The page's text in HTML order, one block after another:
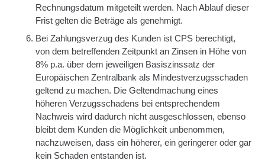
Rechnungsdatum mitgeteilt werden. Nach Ablauf dieser
Frist gelten die Beträge als genehmigt.
Bei Zahlungsverzug des Kunden ist CPS berechtigt,
von dem betreffenden Zeitpunkt an Zinsen in Höhe von
8% p.a. über dem jeweiligen Basiszinssatz der
Europäischen Zentralbank als Mindestverzugsschaden
geltend zu machen. Die Geltendmachung eines
höheren Verzugsschadens bei entsprechendem
Nachweis wird dadurch nicht ausgeschlossen, ebenso
bleibt dem Kunden die Möglichkeit unbenommen,
nachzuweisen, dass ein höherer, ein geringerer oder gar
kein Schaden entstanden ist.